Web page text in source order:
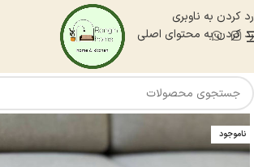
رد کردن به ناوبری
رد کردن به محتوای اصلی
ناموجود